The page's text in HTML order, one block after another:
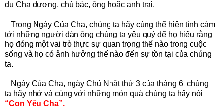
dụ Cha dượng, chú bác, ông hoặc anh trai.
Trong Ngày Của Cha, chúng ta hãy cùng thể hiện tình cảm
tới những người đàn ông chúng ta yêu quý để họ hiểu rằng
họ đóng một vai trò thực sự quan trọng thế nào trong cuộc
sống và họ có ảnh hưởng thế nào đến sự tồn tại của chúng
ta.
Ngày Của Cha, ngày Chủ Nhật thứ 3 của tháng 6, chúng
ta hãy nhớ và cùng với những món quà chúng ta hãy nói
“Con Yêu Cha”.